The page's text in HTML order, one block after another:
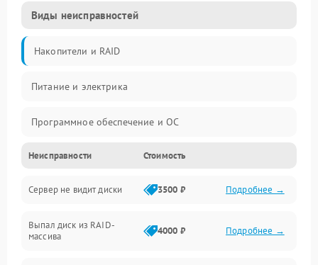
Виды неисправностей
Накопители и RAID
Питание и электрика
Программное обеспечение и ОС
Охлаждение и температура
Материнская плата и процессор
Сеть и коммуникации
Неисправности Стоимость
Сервер не видит диски 3500 ₽ Подробнее →
Выпал диск из RAID-
массива
4000 ₽ Подробнее →